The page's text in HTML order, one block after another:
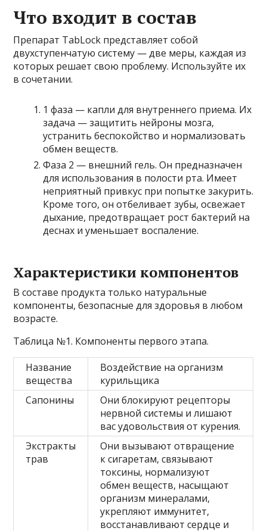
Что входит в состав
Препарат TabLock представляет собой
двухступенчатую систему — две меры, каждая из
которых решает свою проблему. Используйте их
в сочетании.
1 фаза — капли для внутреннего приема. Их
задача — защитить нейроны мозга,
устранить беспокойство и нормализовать
обмен веществ.
Фаза 2 — внешний гель. Он предназначен
для использования в полости рта. Имеет
неприятный привкус при попытке закурить.
Кроме того, он отбеливает зубы, освежает
дыхание, предотвращает рост бактерий на
деснах и уменьшает воспаление.
Характеристики компонентов
В составе продукта только натуральные
компоненты, безопасные для здоровья в любом
возрасте.
Таблица №1. Компоненты первого этапа.
Название
вещества
Воздействие на организм
курильщика
Сапонины
Они блокируют рецепторы
нервной системы и лишают
вас удовольствия от курения.
Экстракты
трав
Они вызывают отвращение
к сигаретам, связывают
токсины, нормализуют
обмен веществ, насыщают
организм минералами,
укрепляют иммунитет,
восстанавливают сердце и